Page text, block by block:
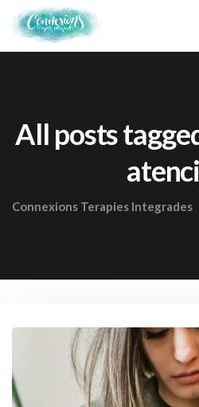
All posts
Connexions Terapies Integrades